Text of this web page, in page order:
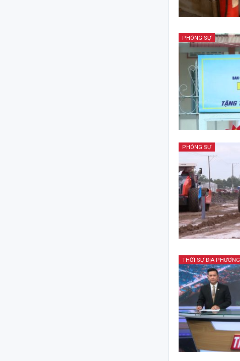
PHÓNG SỰ
PHÓNG SỰ
THỜI SỰ ĐỊA PHƯƠNG